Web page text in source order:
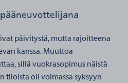
päivitystä, mutta rajoitteena
kanssa. Muuttoa
sillä vuokrasopimus näistä
tiloista oli voimassa syksyyn